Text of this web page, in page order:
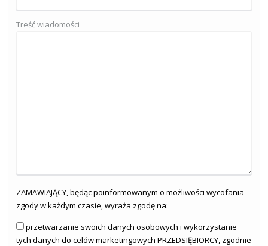
Treść wiadomości
ZAMAWIAJĄCY, będąc poinformowanym o możliwości wycofania
zgody w każdym czasie, wyraża zgodę na:
przetwarzanie swoich danych osobowych i wykorzystanie
tych danych do celów marketingowych PRZEDSIĘBIORCY, zgodnie